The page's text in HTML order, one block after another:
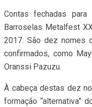
Contas fechadas
Barroselas Metalfest
2017. São dez nomes
confirmados, como
Oranssi Pazuzu.
À cabeça destas dez
formação “alternativa”